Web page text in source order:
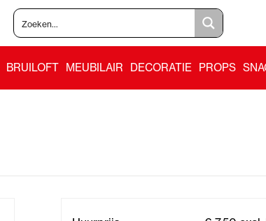
BRUILOFT MEUBILAIR DECORATIE PROPS